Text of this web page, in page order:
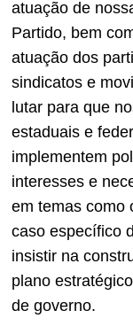
atuação de
Partido, bem
atuação dos
sindicatos e
lutar para que
estaduais e
implementem
interesses e
em temas como
caso específico
insistir na
plano
de governo.